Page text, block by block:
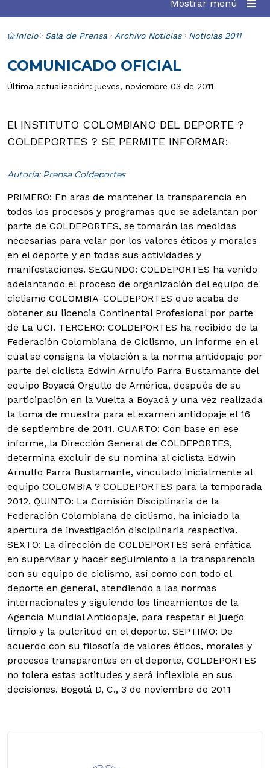
Mostrar menú
Inicio Sala de Prensa Archivo Noticias Noticias 2011
COMUNICADO OFICIAL
Última actualización: jueves, noviembre 03 de 2011
El INSTITUTO COLOMBIANO DEL DEPORTE ?
COLDEPORTES ? SE PERMITE INFORMAR:
Autoría: Prensa Coldeportes
PRIMERO: En aras de mantener la transparencia en
todos los procesos y programas que se adelantan por
parte de COLDEPORTES, se tomarán las medidas
necesarias para velar por los valores éticos y morales
en el deporte y en todas sus actividades y
manifestaciones. SEGUNDO: COLDEPORTES ha venido
adelantando el proceso de organización del equipo de
ciclismo COLOMBIA-COLDEPORTES que acaba de
obtener su licencia Continental Profesional por parte
de La UCI. TERCERO: COLDEPORTES ha recibido de la
Federación Colombiana de Ciclismo, un informe en el
cual se consigna la violación a la norma antidopaje por
parte del ciclista Edwin Arnulfo Parra Bustamante del
equipo Boyacá Orgullo de América, después de su
participación en la Vuelta a Boyacá y una vez realizada
la toma de muestra para el examen antidopaje el 16
de septiembre de 2011. CUARTO: Con base en ese
informe, la Dirección General de COLDEPORTES,
determina excluir de su nomina al ciclista Edwin
Arnulfo Parra Bustamante, vinculado inicialmente al
equipo COLOMBIA ? COLDEPORTES para la temporada
2012. QUINTO: La Comisión Disciplinaria de la
Federación Colombiana de ciclismo, ha iniciado la
apertura de investigación disciplinaria respectiva.
SEXTO: La dirección de COLDEPORTES será enfática
en supervisar y hacer seguimiento a la transparencia
con su equipo de ciclismo, así como con todo el
deporte en general, atendiendo a las normas
internacionales y siguiendo los lineamientos de la
Agencia Mundial Antidopaje, para respetar el juego
limpio y la pulcritud en el deporte. SEPTIMO: De
acuerdo con su filosofía de valores éticos, morales y
procesos transparentes en el deporte, COLDEPORTES
no tolera estas actitudes y será inflexible en sus
decisiones. Bogotá D, C., 3 de noviembre de 2011